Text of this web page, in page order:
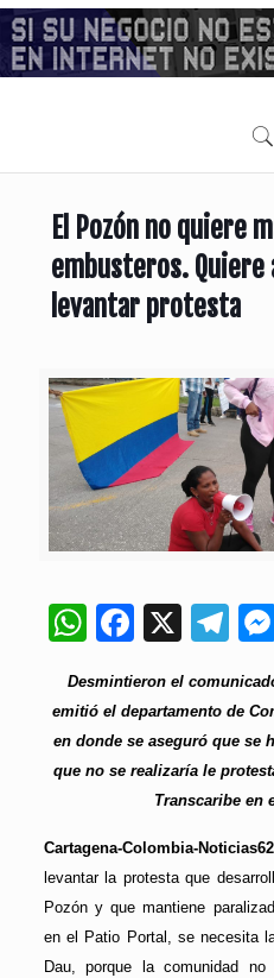
El Pozón no quiere
embusteros. Quiere
levantar protesta
WhatsApp
X
Desmintieron el
emitió el departamento de
en donde se aseguró que se
que no se realizaría le
Transcaribe en
Cartagena-Colombia-
levantar la protesta que
Pozón y que mantiene
en el Patio Portal, se necesita
Dau, porque la comunidad